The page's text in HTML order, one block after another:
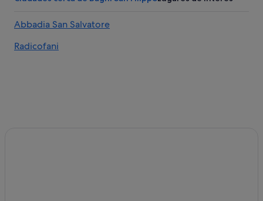
Alojamientos agroturísticos en Val d'Orcia
Abbadia San Salvatore hoteles
Abbadia San Salvatore
Radicofani